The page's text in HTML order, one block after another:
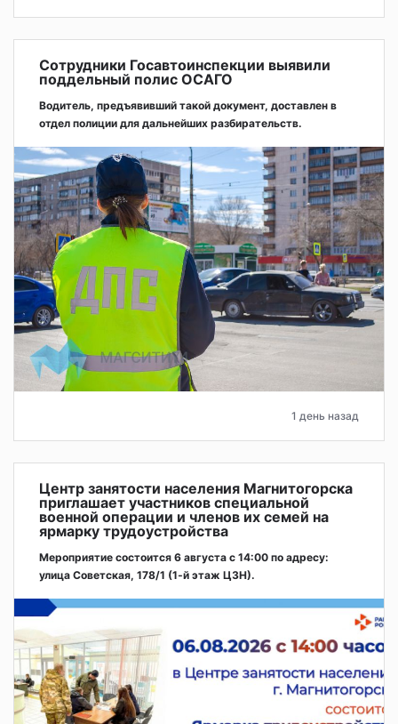
Сотрудники Госавтоинспекции выявили
поддельный полис ОСАГО
Водитель, предъявивший такой документ, доставлен в
отдел полиции для дальнейших разбирательств.
1 день назад
Центр занятости населения Магнитогорска
приглашает участников специальной
военной операции и членов их семей на
ярмарку трудоустройства
Мероприятие состоится 6 августа с 14:00 по адресу:
улица Советская, 178/1 (1‑й этаж ЦЗН).